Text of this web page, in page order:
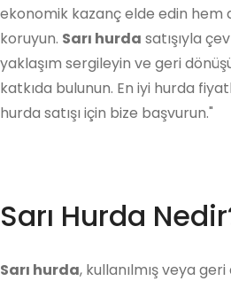
ekonomik kazanç elde edin hem
koruyun. Sarı hurda satışıyla
yaklaşım sergileyin ve geri
katkıda bulunun. En iyi hurda
hurda satışı için bize başvurun."
Sarı Hurda
Sarı hurda, kullanılmış veya